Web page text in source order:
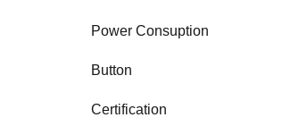
Power Consuption
Button
Certification